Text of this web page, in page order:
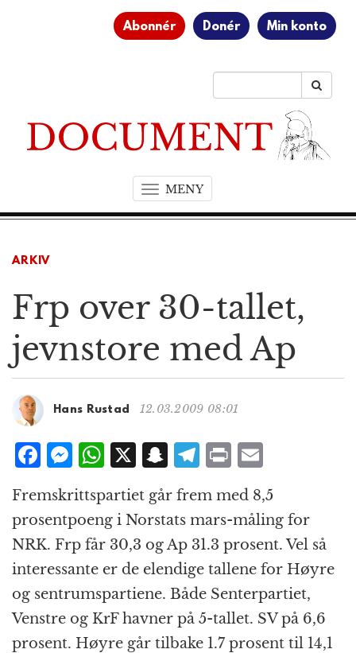
Abonnér Donér Min konto
MENYT
o
a
i
t
n
ARKIV
Frp over 30-tallet,
jevnstore med Ap
Hans Rustad 12.03.2009 08:01
F
c
e
b
o
o
k
M
e
ss
e
n
g
e
r
W
at
s
A
p
p
X S
n
a
p
c
h
at
T
e
g
r
a
m
P
ri
n
t
m
ai
l
Fremskrittspartiet går frem med 8,5
prosentpoeng i Norstats mars-måling for
NRK. Frp får 30,3 og Ap 31.3 prosent. Vel så
interessante er de elendige tallene for Høyre
og sentrumspartiene. Både Senterpartiet,
Venstre og KrF havner på 5-tallet. SV på 6,6
prosent. Høyre går tilbake 1.7 prosent til 14,1